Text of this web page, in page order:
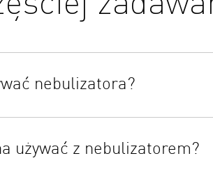
nebulizatora?
używać z nebulizatorem?